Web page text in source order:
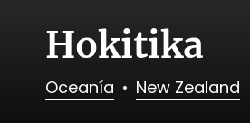
Hokitika
Oceanía New Zealand